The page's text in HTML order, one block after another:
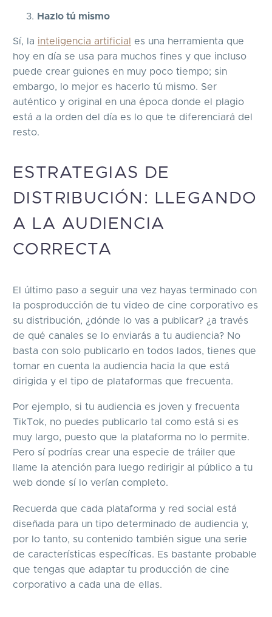
Hazlo tú mismo
Sí, la inteligencia artificial
es una herramienta que
hoy en día se usa para muchos fines y que incluso
puede crear guiones en muy poco tiempo; sin
embargo, lo mejor es hacerlo tú mismo. Ser
auténtico y original en una época donde el plagio
está a la orden del día es lo que te diferenciará del
resto.
ESTRATEGIAS DE
DISTRIBUCIÓN: LLEGANDO
A LA AUDIENCIA
CORRECTA
El último paso a seguir una vez hayas terminado con
la posproducción de tu video de cine corporativo es
su distribución, ¿dónde lo vas a publicar? ¿a través
de qué canales se lo enviarás a tu audiencia? No
basta con solo publicarlo en todos lados, tienes que
tomar en cuenta la audiencia hacia la que está
dirigida y el tipo de plataformas que frecuenta.
Por ejemplo, si tu audiencia es joven y frecuenta
TikTok, no puedes publicarlo tal como está si es
muy largo, puesto que la plataforma no lo permite.
Pero sí podrías crear una especie de tráiler que
llame la atención para luego redirigir al público a tu
web donde sí lo verían completo.
Recuerda que cada plataforma y red social está
diseñada para un tipo determinado de audiencia y,
por lo tanto, su contenido también sigue una serie
de características específicas. Es bastante probable
que tengas que adaptar tu producción de cine
corporativo a cada una de ellas.